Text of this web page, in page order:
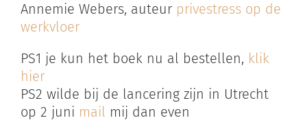
Annemie Webers, auteur privestress op de
werkvloer
PS1 je kun het boek nu al bestellen, klik
hier
PS2 wilde bij de lancering zijn in Utrecht
op 2 juni mail mij dan even